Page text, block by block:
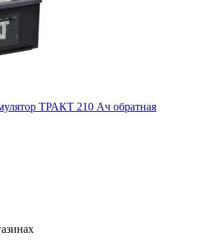
ТРАКТ 210 Ач обратная